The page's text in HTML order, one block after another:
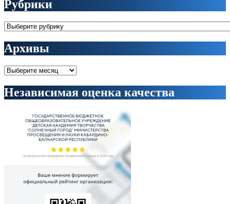
Рубрики
Рубрики
Архивы
Архивы
Независимая оценка качества